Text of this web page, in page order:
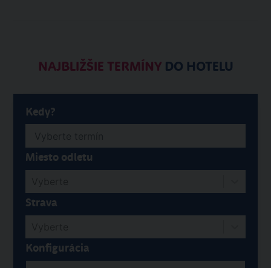
NAJBLIŽŠIE TERMÍNYDO HOTELU
Kedy?
Miesto odletu
Strava
Konfigurácia